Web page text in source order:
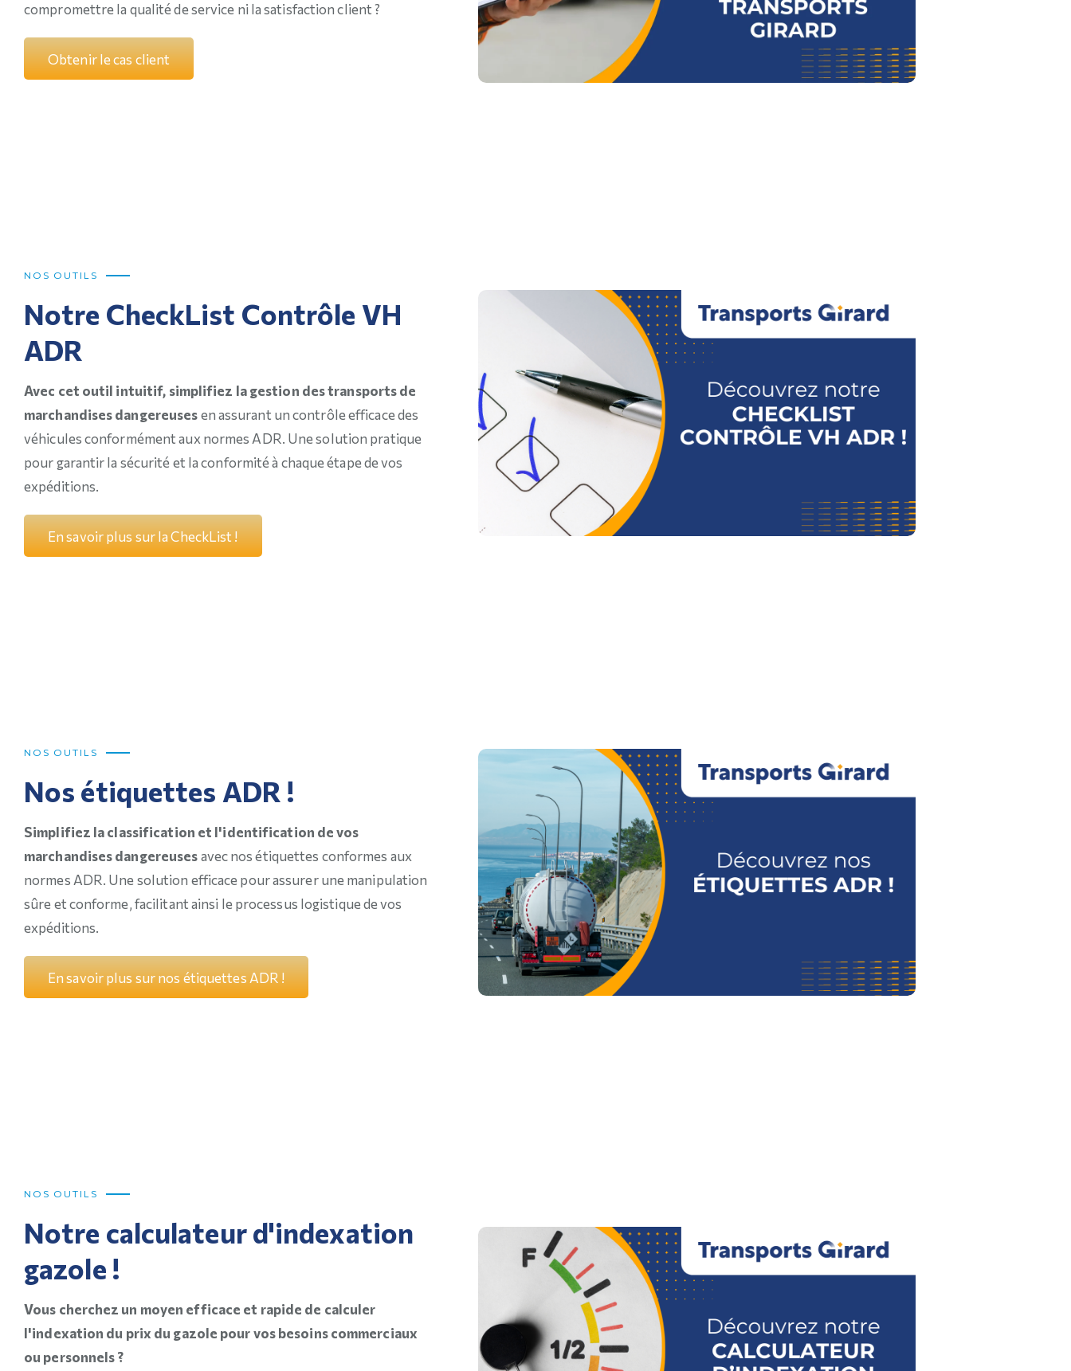
compromettre la qualité de service ni la satisfaction client ?
Obtenirlecasclient
NOS OUTILS
Notre CheckList Contrôle VH
ADR
Avec cet outil intuitif, simplifiez la gestion des transports de
marchandises dangereusesen assurant un contrôle efficace des
véhicules conformément aux normes ADR. Une solution pratique
pour garantir la sécurité et la conformité à chaque étape de vos
expéditions.
EnsavoirplussurlaCheckList!
NOS OUTILS
Nos étiquettes ADR !
Simplifiez la classification et l'identification de vos
marchandises dangereusesavec nos étiquettes conformes aux
normes ADR. Une solution efficace pour assurer une manipulation
sûre et conforme, facilitant ainsi le processus logistique de vos
expéditions.
EnsavoirplussurnosétiquettesADR!
NOS OUTILS
Notre calculateur d'indexation
gazole !
Vous cherchez un moyen efficace et rapide de calculer
l'indexation du prix du gazole pour vos besoins commerciaux
ou personnels ?